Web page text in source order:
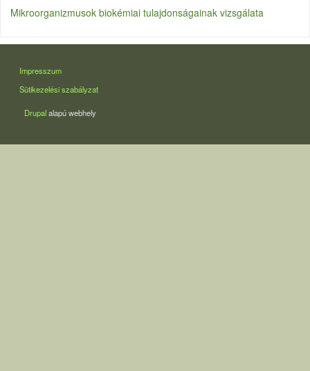
Mikroorganizmusok biokémiai tulajdonságainak vizsgálata
LÁBLÉC
Impresszum
Sütikezelési szabályzat
Drupalalapú webhely